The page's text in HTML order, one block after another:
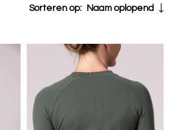
Sorteren op: Naam oplopend